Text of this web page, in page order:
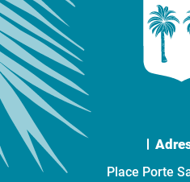
Place Porte